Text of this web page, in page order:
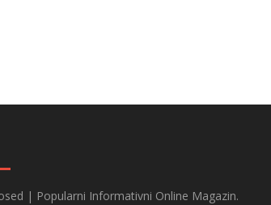
| Popularni Informativni Online Magazin.